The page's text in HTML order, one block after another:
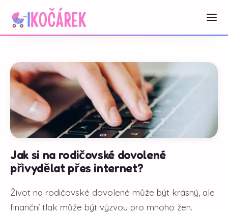
Jak si na rodičovské dovolené
přivydělat přes internet?
Život na rodičovské dovolené může být krásný, ale
finanční tlak může být výzvou pro mnoho žen.